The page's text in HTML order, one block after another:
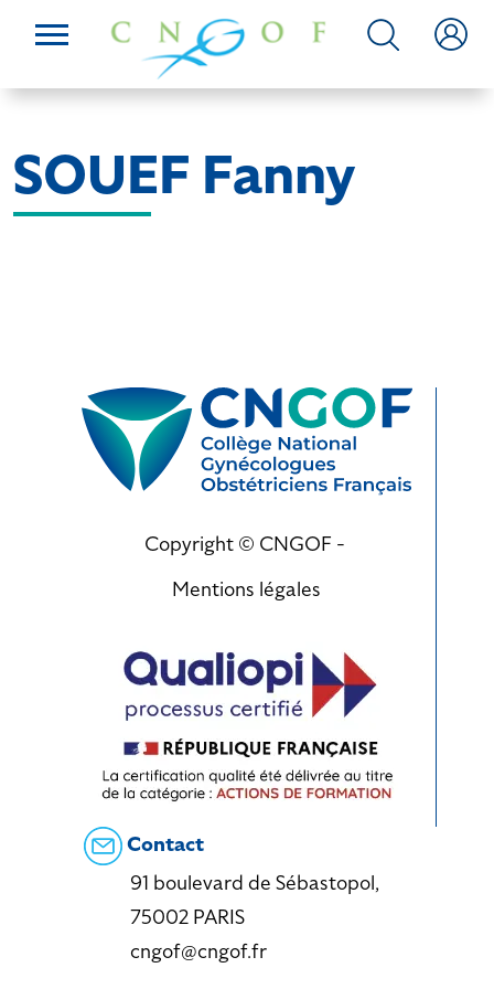
SOUEF Fanny
Copyright © CNGOF -
Mentions légales
Contact
91 boulevard de Sébastopol,
75002 PARIS
cngof@cngof.fr